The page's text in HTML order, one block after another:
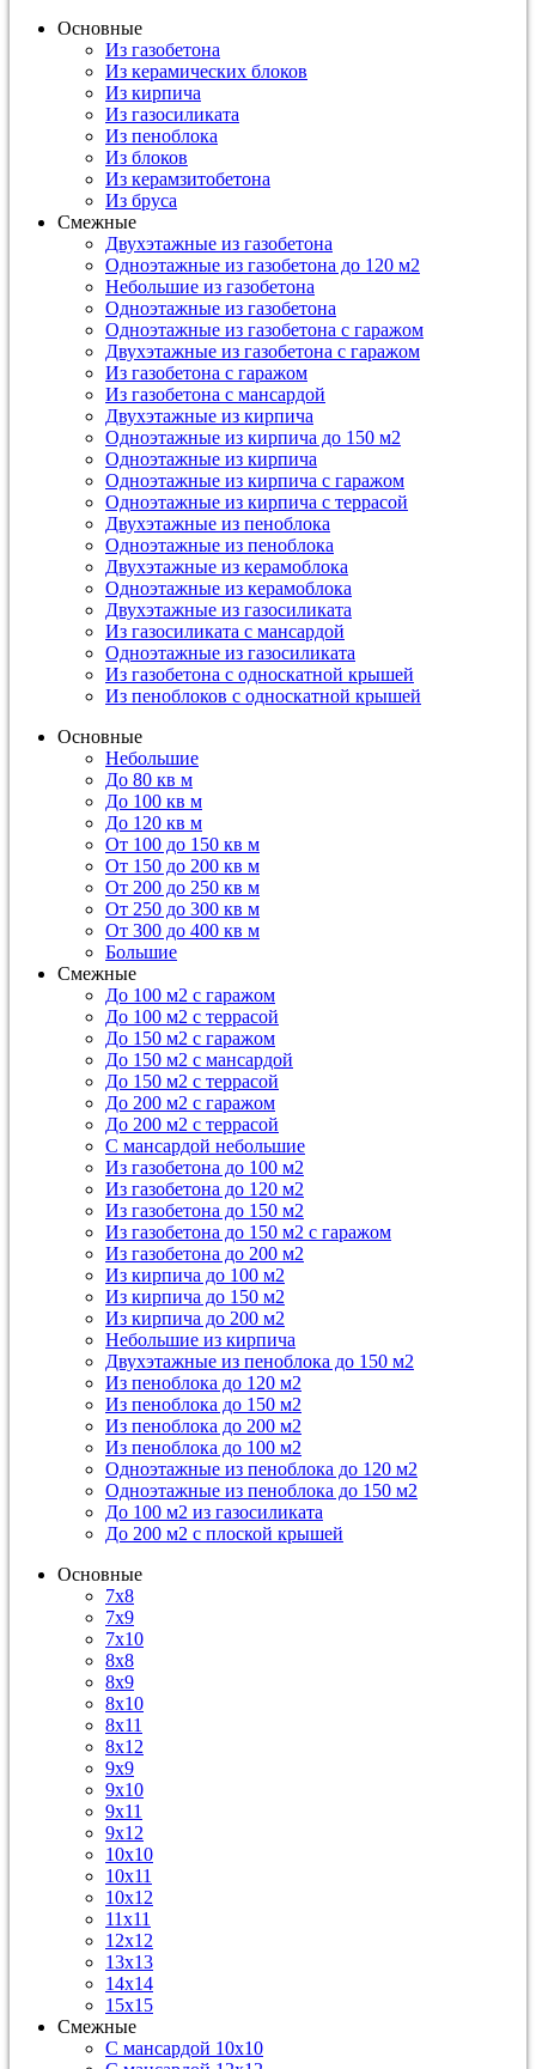
Основные
Из газобетона
Из керамических блоков
Из кирпича
Из газосиликата
Из пеноблока
Из блоков
Из керамзитобетона
Из бруса
Смежные
Двухэтажные из газобетона
Одноэтажные из газобетона до 120 м2
Небольшие из газобетона
Одноэтажные из газобетона
Одноэтажные из газобетона с гаражом
Двухэтажные из газобетона с гаражом
Из газобетона с гаражом
Из газобетона с мансардой
Двухэтажные из кирпича
Одноэтажные из кирпича до 150 м2
Одноэтажные из кирпича
Одноэтажные из кирпича с гаражом
Одноэтажные из кирпича с террасой
Двухэтажные из пеноблока
Одноэтажные из пеноблока
Двухэтажные из керамоблока
Одноэтажные из керамоблока
Двухэтажные из газосиликата
Из газосиликата с мансардой
Одноэтажные из газосиликата
Из газобетона с односкатной крышей
Из пеноблоков с односкатной крышей
Основные
Небольшие
До 80 кв м
До 100 кв м
До 120 кв м
От 100 до 150 кв м
От 150 до 200 кв м
От 200 до 250 кв м
От 250 до 300 кв м
От 300 до 400 кв м
Большие
Смежные
До 100 м2 с гаражом
До 100 м2 с террасой
До 150 м2 с гаражом
До 150 м2 с мансардой
До 150 м2 с террасой
До 200 м2 с гаражом
До 200 м2 с террасой
С мансардой небольшие
Из газобетона до 100 м2
Из газобетона до 120 м2
Из газобетона до 150 м2
Из газобетона до 150 м2 с гаражом
Из газобетона до 200 м2
Из кирпича до 100 м2
Из кирпича до 150 м2
Из кирпича до 200 м2
Небольшие из кирпича
Двухэтажные из пеноблока до 150 м2
Из пеноблока до 120 м2
Из пеноблока до 150 м2
Из пеноблока до 200 м2
Из пеноблока до 100 м2
Одноэтажные из пеноблока до 120 м2
Одноэтажные из пеноблока до 150 м2
До 100 м2 из газосиликата
До 200 м2 с плоской крышей
Основные
7х8
7х9
7х10
8х8
8х9
8х10
8х11
8х12
9х9
9х10
9х11
9х12
10х10
10х11
10х12
11х11
12х12
13х13
14х14
15х15
Смежные
С мансардой 10х10